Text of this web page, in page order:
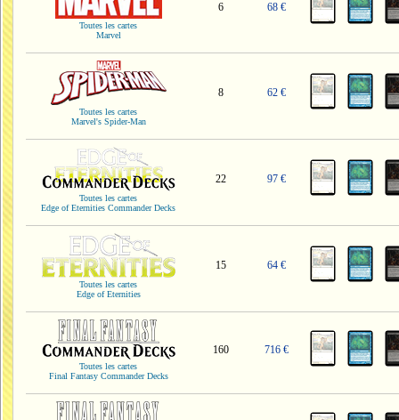
Toutes les cartes
Marvel
6 68 €
Toutes les cartes
Marvel's Spider-Man
8 62 €
Toutes les cartes
Edge of Eternities Commander Decks
22 97 €
Toutes les cartes
Edge of Eternities
15 64 €
Toutes les cartes
Final Fantasy Commander Decks
160 716 €